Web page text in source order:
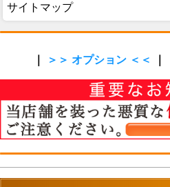
サイトマップ
＞＞ オプション ＜＜